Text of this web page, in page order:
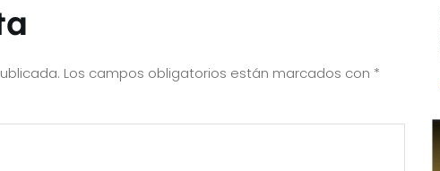
Los campos obligatorios están marcados con *